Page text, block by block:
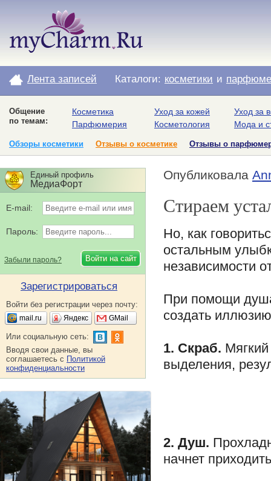
Лента записей Каталоги: косметики и
Общение
по темам:
Косметика
Парфюмерия
Уход за кожей
Косметология
Уход за
Мода и
Обзоры косметики Отзывы о косметике Отзывы о
Опубликовала
Стираем
Но, как
остальным
независимости
При помощи
создать
1. Скраб.
выделения,
2. Душ.
начнет
Единый профиль
МедиаФорт
E-mail:
Пароль:
Забыли пароль?
Зарегистрироваться
Войти без регистрации через почту:
mail.ru Яндекс GMail
Или социальную сеть:
Вводя свои данные, вы
соглашаетесь с Политикой
конфиденциальности